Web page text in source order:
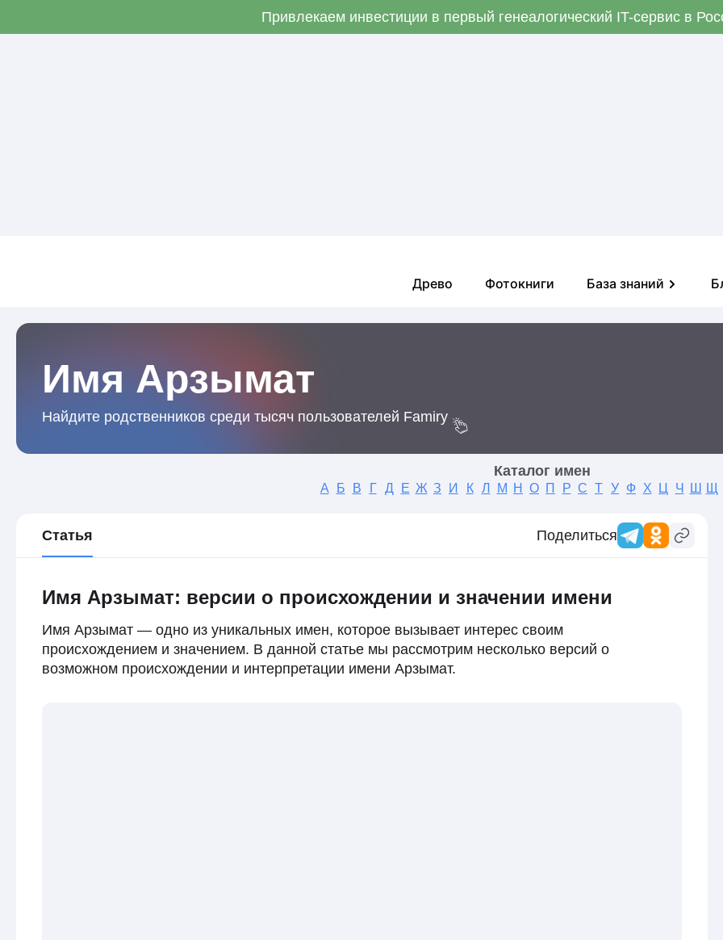
Привлекаем инвестиции в первый генеалогический IT-сервис в
Древо Фотокниги База знаний
Имя Арзымат
Найдите родственников среди тысяч пользователей Famiry
Каталог имен
А Б В Г Д Е Ж З И К Л М Н О П Р С Т У Ф Х Ц Ч Ш Щ
Статья Поделиться
Имя Арзымат: версии о происхождении и значении имени
Имя Арзымат — одно из уникальных имен, которое вызывает интерес своим
происхождением и значением. В данной статье мы рассмотрим несколько версий о
возможном происхождении и интерпретации имени Арзымат.